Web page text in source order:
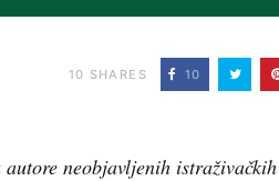
10 SHARES 10
neobjavljenih istraživačkih